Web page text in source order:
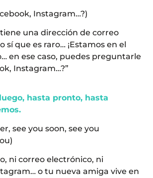
Instagram…?)
tiene una dirección de correo
sí que es raro… ¡Estamos en el
en ese caso, puedes preguntarle
Instagram…?”
hasta pronto, hasta
see you soon, see you
ni correo electrónico, ni
o tu nueva amiga vive en